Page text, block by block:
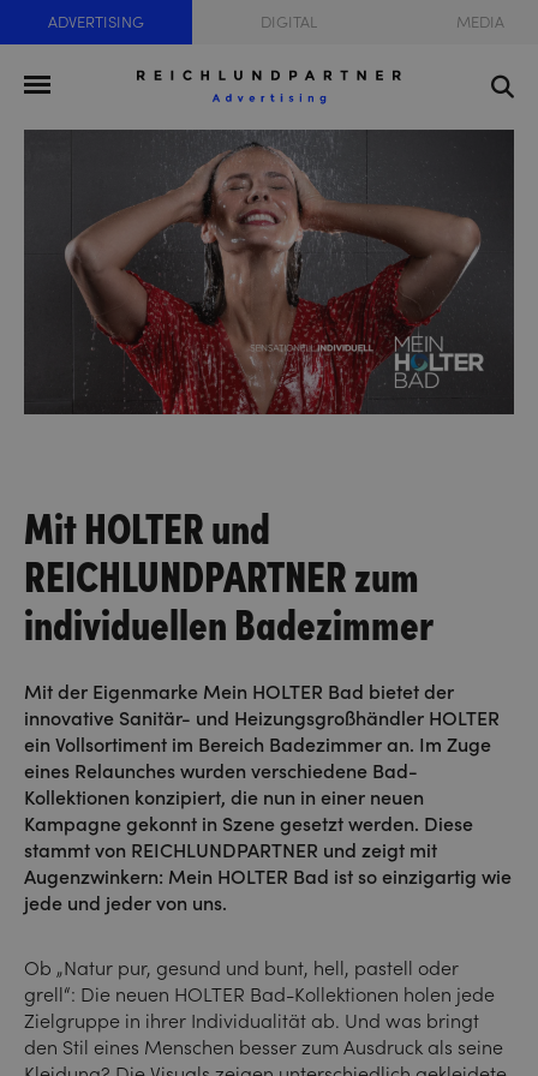
ADVERTISING DIGITAL MEDIA
Mit HOLTER und
REICHLUNDPARTNER zum
individuellen Badezimmer
Mit der Eigenmarke Mein HOLTER Bad bietet der
innovative Sanitär- und Heizungsgroßhändler HOLTER
ein Vollsortiment im Bereich Badezimmer an. Im Zuge
eines Relaunches wurden verschiedene Bad-
Kollektionen konzipiert, die nun in einer neuen
Kampagne gekonnt in Szene gesetzt werden. Diese
stammt von REICHLUNDPARTNER und zeigt mit
Augenzwinkern: Mein HOLTER Bad ist so einzigartig wie
jede und jeder von uns.
Ob „Natur pur, gesund und bunt, hell, pastell oder
grell“: Die neuen HOLTER Bad-Kollektionen holen jede
Zielgruppe in ihrer Individualität ab. Und was bringt
den Stil eines Menschen besser zum Ausdruck als seine